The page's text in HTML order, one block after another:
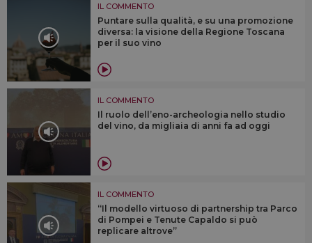
IL COMMENTO
Puntare sulla qualità, e su una promozione
diversa: la visione della Regione Toscana
per il suo vino
IL COMMENTO
Il ruolo dell’eno-archeologia nello studio
del vino, da migliaia di anni fa ad oggi
IL COMMENTO
“Il modello virtuoso di partnership tra Parco
di Pompei e Tenute Capaldo si può
replicare altrove”